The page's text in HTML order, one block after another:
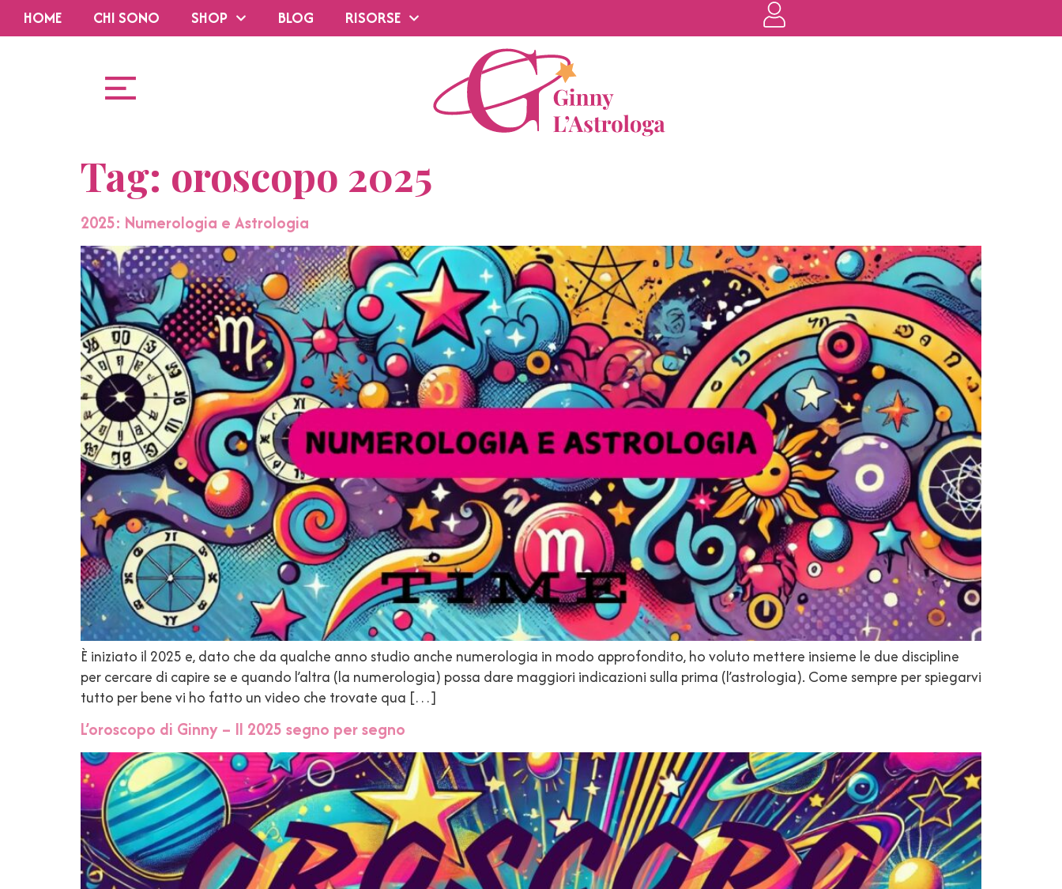
HOME CHI SONO SHOP BLOG RISORSE
Tag: oroscopo 2025
2025: Numerologia e Astrologia
È iniziato il 2025 e, dato che da qualche anno studio anche numerologia in modo approfondito, ho voluto mettere insieme le due discipline
per cercare di capire se e quando l’altra (la numerologia) possa dare maggiori indicazioni sulla prima (l’astrologia). Come sempre per spiegarvi
tutto per bene vi ho fatto un video che trovate qua […]
L’oroscopo di Ginny – Il 2025 segno per segno